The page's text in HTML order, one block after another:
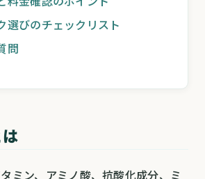
選びのチェックリスト
問
ミン、アミノ酸、抗酸化成分、ミ